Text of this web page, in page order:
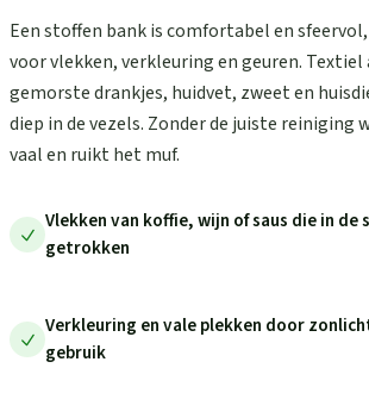
Een stoffen bank is comfortabel en
voor vlekken, verkleuring en geuren.
gemorste drankjes, huidvet, zweet en
diep in de vezels. Zonder de juiste reiniging
vaal en ruikt het muf.
Vlekken van koffie, wijn of saus die in de
getrokken
Verkleuring en vale plekken door
gebruik